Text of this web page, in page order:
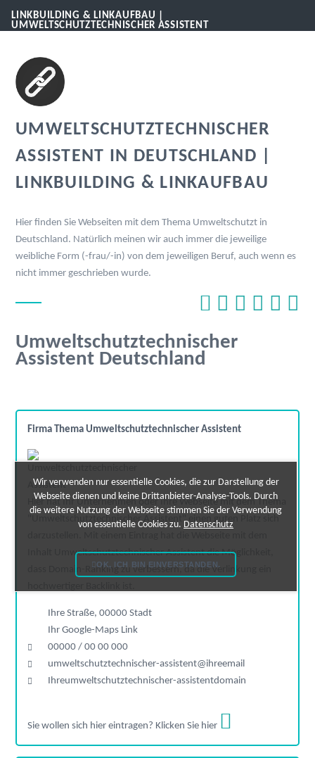
LINKBUILDING & LINKAUFBAU |
UMWELTSCHUTZTECHNISCHER ASSISTENT
UMWELTSCHUTZTECHNISCHER
ASSISTENT IN DEUTSCHLAND |
LINKBUILDING & LINKAUFBAU
Hier finden Sie Webseiten mit dem Thema Umweltschutzt in
Deutschland. Natürlich meinen wir auch immer die jeweilige
weibliche Form (-frau/-in) von dem jeweiligen Beruf, auch wenn es
nicht immer geschrieben wurde.
Umweltschutztechnischer
Assistent Deutschland
Firma Thema Umweltschutztechnischer Assistent
Hier hat Ihr Unternehmen oder Ihre Webseite mit dem Thema
"Umweltschutztechnischer Assistent" einen guten Platz sich
Inhalt Umweltschutztechnischer Assistent die Möglichkeit,
dass Domain-Ranking zu verbessern, da die Verlinkung ein
Ihre Straße, 00000 Stadt
Ihr Google-Maps Link
00000 / 00 00 000
umweltschutztechnischer-assistent@ihreemail
Ihreumweltschutztechnischer-assistentdomain
Sie wollen sich hier eintragen? Klicken Sie hier
Wir verwenden nur essentielle Cookies, die zur Darstellung der
Webseite dienen und keine Drittanbieter-Analyse-Tools. Durch
die weitere Nutzung der Webseite stimmen Sie der Verwendung
von essentielle Cookies zu. Datenschutz
OK, ICH BIN EINVERSTANDEN.